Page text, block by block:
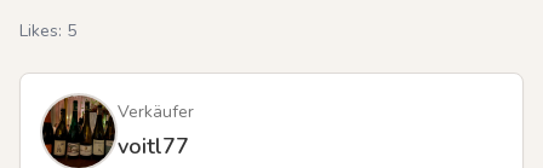
Likes: 5
Verkäufer
voitl77